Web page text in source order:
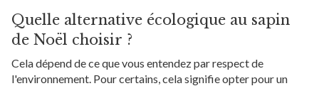
Quelle alternative écologique au sapin
de Noël choisir ?
Cela dépend de ce que vous entendez par respect de
l'environnement. Pour certains, cela signifie opter pour un